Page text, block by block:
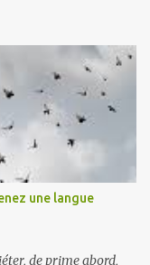
une langue
de prime abord,